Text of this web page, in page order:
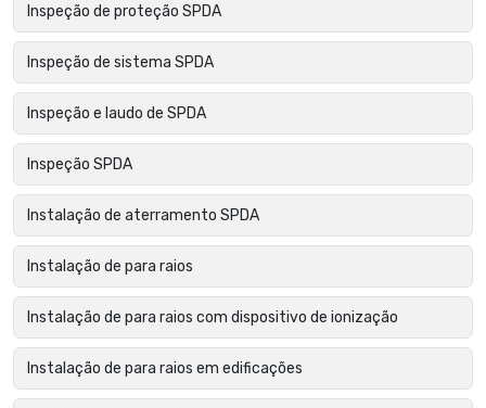
Inspeção de proteção SPDA
Inspeção de sistema SPDA
Inspeção e laudo de SPDA
Inspeção SPDA
Instalação de aterramento SPDA
Instalação de para raios
Instalação de para raios com dispositivo de ionização
Instalação de para raios em edificações